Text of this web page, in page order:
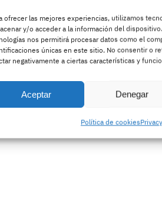
ofrecer las mejores experiencias, utilizamos
y/o acceder a la información del
nos permitirá procesar datos como el
únicas en este sitio. No consentir o
negativamente a ciertas características y
Aceptar Denegar
Política de cookies